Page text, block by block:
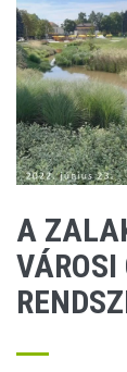
A
VÁROSI